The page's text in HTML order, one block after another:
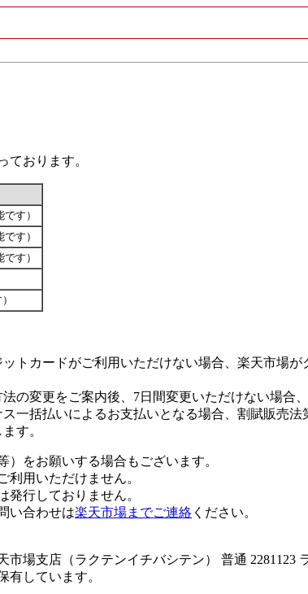
ております。
です）
です）
です）
トカードがご利用いただけない場合、楽天市場
の変更をご案内後、7日間変更いただけない場合
一括払いによるお支払いとなる場合、割賦販売
す。
をお願いする場合もございます。
用いただけません。
行しておりません。
い合わせは楽天市場までご連絡 ください。
市場支店（ラクテンイチバシテン） 普通
しています。